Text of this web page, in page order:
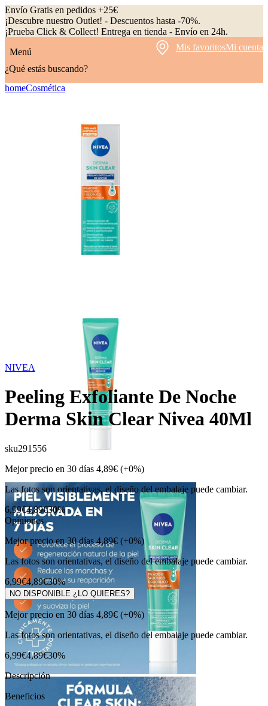
Envío Gratis en pedidos +25€
¡Descubre nuestro Outlet! - Descuentos hasta -70%.
¡Prueba Click & Collect! Entrega en tienda - Envío en 24h.
Menú
Mis favoritosMi cuenta
¿Qué estás buscando?
homeCosmética
NIVEA
Peeling Exfoliante De Noche
Derma Skin Clear Nivea 40Ml
sku291556
Mejor precio en 30 días 4,89€ (+0%)
Las fotos son orientativas, el diseño del embalaje puede cambiar.
6,99€4,89€30%
Opiniones
Mejor precio en 30 días 4,89€ (+0%)
Las fotos son orientativas, el diseño del embalaje puede cambiar.
6,99€4,89€30%
NO DISPONIBLE ¿LO QUIERES?
Mejor precio en 30 días 4,89€ (+0%)
Las fotos son orientativas, el diseño del embalaje puede cambiar.
6,99€4,89€30%
Descripción
Beneficios